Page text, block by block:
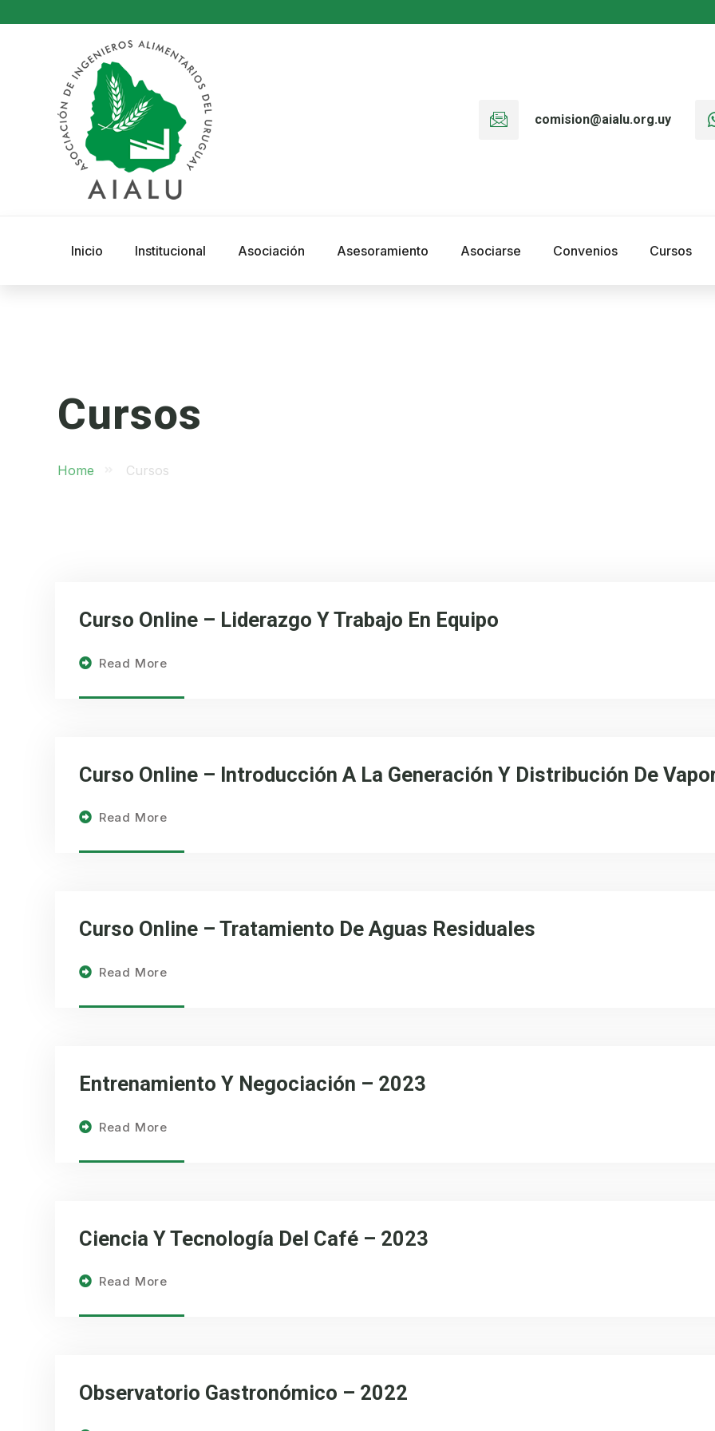
comision@aialu.org.uy
Inicio Institucional Asociación Asesoramiento Asociarse Convenios Cursos
Cursos
Home Cursos
Curso Online – Liderazgo Y Trabajo En Equipo
Read More
Curso Online – Introducción A La Generación Y Distribución De
Read More
Curso Online – Tratamiento De Aguas Residuales
Read More
Entrenamiento Y Negociación – 2023
Read More
Ciencia Y Tecnología Del Café – 2023
Read More
Observatorio Gastronómico – 2022